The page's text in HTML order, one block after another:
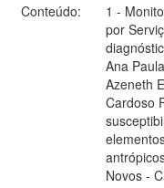
Conteúdo:
1 -
por
Ana
Azeneth
Cardoso
Novos -